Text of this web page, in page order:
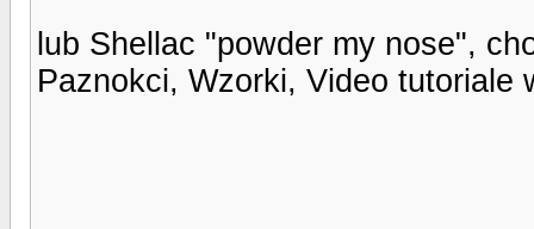
lub Shellac "powder my nose",
Paznokci, Wzorki, Video tutoriale